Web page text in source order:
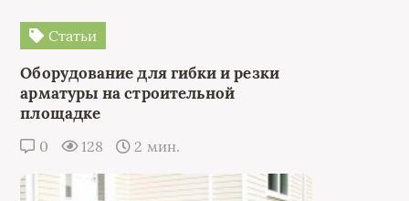
Статьи
Оборудование для гибки и резки
арматуры на строительной
площадке
0 128 2 мин.